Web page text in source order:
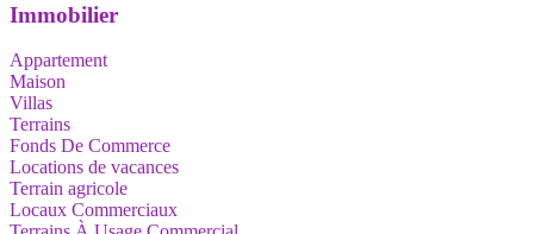
Immobilier
Appartement
Maison
Villas
Terrains
Fonds De Commerce
Locations de vacances
Terrain agricole
Locaux Commerciaux